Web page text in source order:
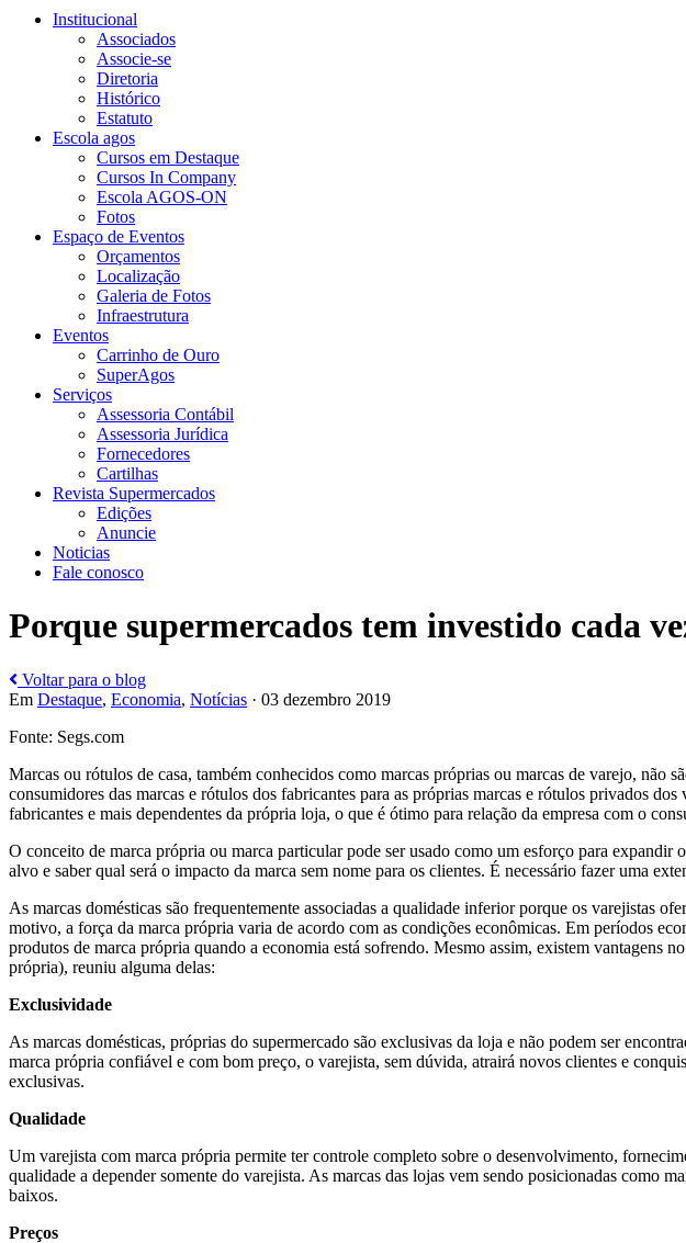
Institucional
Associados
Associe-se
Diretoria
Histórico
Estatuto
Escola agos
Cursos em Destaque
Cursos In Company
Escola AGOS-ON
Fotos
Espaço de Eventos
Orçamentos
Localização
Galeria de Fotos
Infraestrutura
Eventos
Carrinho de Ouro
SuperAgos
Serviços
Assessoria Contábil
Assessoria Jurídica
Fornecedores
Cartilhas
Revista Supermercados
Edições
Anuncie
Noticias
Fale conosco
Porque supermercados tem investido cada
Voltar para o blog
Em Destaque, Economia, Notícias · 03 dezembro 2019
Fonte: Segs.com
Marcas ou rótulos de casa, também conhecidos como marcas próprias ou marcas de varejo, não
consumidores das marcas e rótulos dos fabricantes para as próprias marcas e rótulos privados
fabricantes e mais dependentes da própria loja, o que é ótimo para relação da empresa com o
O conceito de marca própria ou marca particular pode ser usado como um esforço para
alvo e saber qual será o impacto da marca sem nome para os clientes. É necessário fazer uma
As marcas domésticas são frequentemente associadas a qualidade inferior porque os varejistas
motivo, a força da marca própria varia de acordo com as condições econômicas. Em períodos
produtos de marca própria quando a economia está sofrendo. Mesmo assim, existem vantagens
própria), reuniu alguma delas:
Exclusividade
As marcas domésticas, próprias do supermercado são exclusivas da loja e não podem ser
marca própria confiável e com bom preço, o varejista, sem dúvida, atrairá novos clientes e
exclusivas.
Qualidade
Um varejista com marca própria permite ter controle completo sobre o desenvolvimento,
qualidade a depender somente do varejista. As marcas das lojas vem sendo posicionadas como
baixos.
Preços